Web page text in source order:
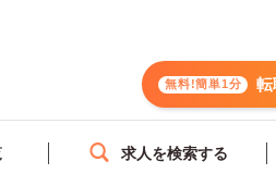
無料!簡単1分
求人を検索する